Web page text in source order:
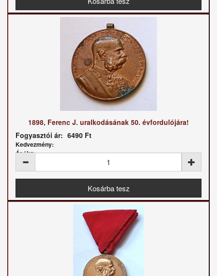
1898, Ferenc J. uralkodásának 50. évfordulójára!
Fogyasztói ár: 6490 Ft
Kedvezmény:
Ár / kg: